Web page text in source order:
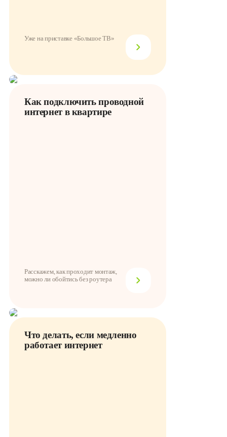
Уже на приставке «Большое ТВ»
Как подключить проводной
интернет в квартире
Расскажем, как проходит монтаж,
можно ли обойтись без роутера
Что делать, если медленно
работает интернет